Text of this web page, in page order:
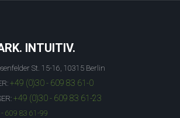
INTUITIV.
St. 15-16, 10315 Berlin
+49 (0)30 - 609 83 61-0
+49 (0)30 - 609 83 61-23
609 83 61-99